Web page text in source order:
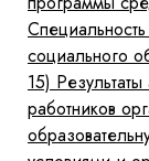
социального
15)
работников